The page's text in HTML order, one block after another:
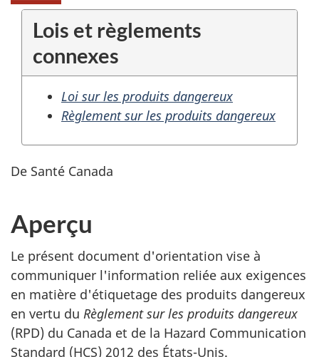
Lois et règlements
connexes
Loi sur les produits dangereux
Règlement sur les produits dangereux
De Santé Canada
Aperçu
Le présent document d'orientation vise à
communiquer l'information reliée aux exigences
en matière d'étiquetage des produits dangereux
en vertu du Règlement sur les produits dangereux
(RPD) du Canada et de la Hazard Communication
Standard (HCS) 2012 des États-Unis.